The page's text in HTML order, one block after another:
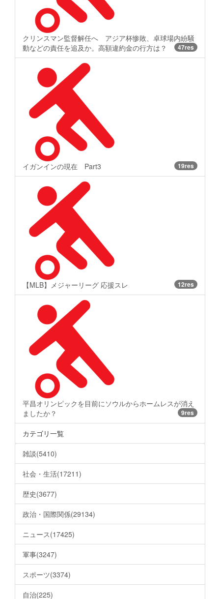
クリンスマン監督解任へ アジア杯惨敗、卓球場内紛騒
動などの責任を追及か。高額違約金の行方は？
47res
イガンインの現在 Part3 19res
【MLB】メジャーリーグ 応援スレ 12res
平昌オリンピックを目前にソウルからホームレスが消え
ましたか？
9res
カテゴリ一覧
雑談(5410)
社会・生活(17211)
歴史(3677)
政治・国際関係(29134)
ニュース(17425)
軍事(3247)
スポーツ(3374)
自治(225)